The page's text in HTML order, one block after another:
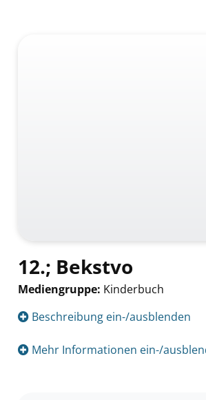
12.; Bekstvo
Mediengruppe: Kinderbuch
Beschreibung ein-/ausblenden
Mehr Informationen ein-/